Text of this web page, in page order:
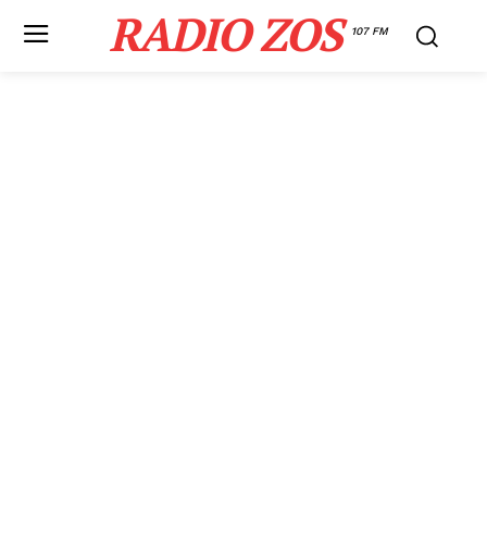
RADIO ZOS 107 FM